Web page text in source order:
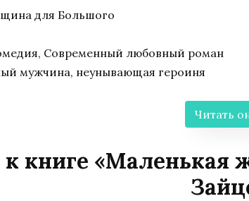
для Большого
Современный любовный роман
мужчина, неунывающая героиня
Читать
к книге